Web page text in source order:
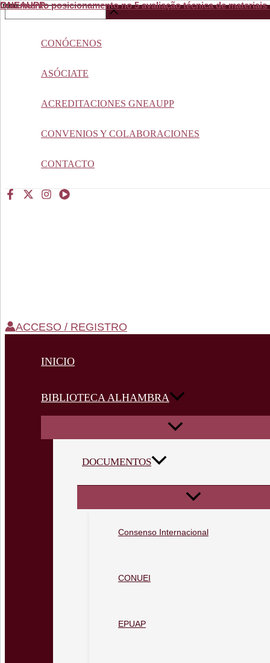
Ir
al
Buscar
…
CONÓCENOS
ASÓCIATE
ACREDITACIONES GNEAUPP
CONVENIOS Y COLABORACIONES
CONTACTO
ACCESO / REGISTRO
INICIO
BIBLIOTECA ALHAMBRA
DOCUMENTOS
Consenso Internacional
CONUEI
EPUAP
Documento posicionamento no 5 avaliação técnica de
from
GNEAUPP.